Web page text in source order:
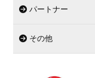
パートナー
その他